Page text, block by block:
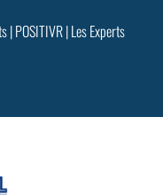
|POSITIVR|Les Experts